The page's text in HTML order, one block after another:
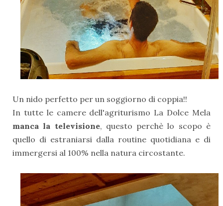
Un nido perfetto per un soggiorno di coppia!!
In tutte le camere dell'agriturismo La Dolce Mela
manca la televisione, questo perchè lo scopo è
quello di estraniarsi dalla routine quotidiana e di
immergersi al 100% nella natura circostante.